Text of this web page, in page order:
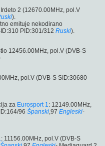
2 (12670.00MHz, pol.V
).
emituje nekodirano
PID:301/312 Ruski).
12456.00MHz, pol.V (DVB-S
pol.V (DVB-S SID:30680
za Eurosport 1: 12149.00MHz,
96 Španski,97 Engleski-
: 11156.00MHz, pol.V (DVB-S